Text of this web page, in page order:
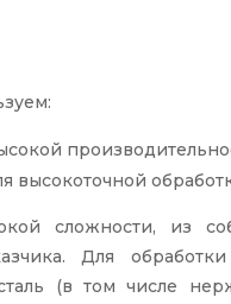
высокоточной
сложности, из
Для
(в том числе